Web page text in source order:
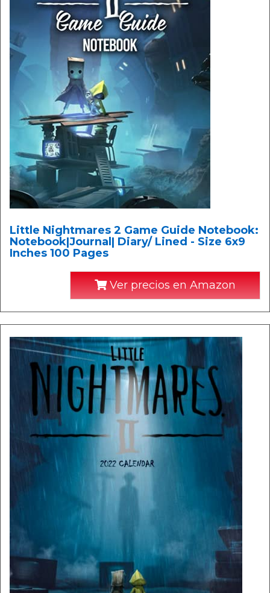
Little Nightmares 2 Game Guide Notebook:
Notebook|Journal| Diary/ Lined - Size 6x9
Inches 100 Pages
Ver precios en Amazon